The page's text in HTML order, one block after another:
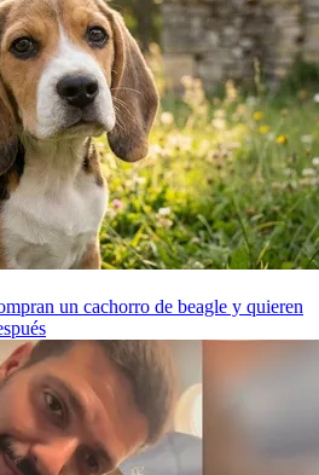
un cachorro de beagle y quieren